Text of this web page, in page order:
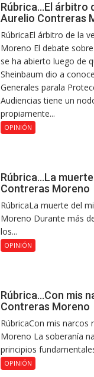
Rúbrica…El árbitro
Aurelio Contreras
RúbricaEl árbitro de la
Moreno El debate
se ha abierto luego de
Sheinbaum dio a
Generales parala
Audiencias tiene un
propiamente...
OPINIÓN
Rúbrica…La
Contreras Moreno
RúbricaLa muerte del
Moreno Durante más
los...
OPINIÓN
Rúbrica…Con mis
Contreras Moreno
RúbricaCon mis narcos
Moreno La soberanía
principios
OPINIÓN